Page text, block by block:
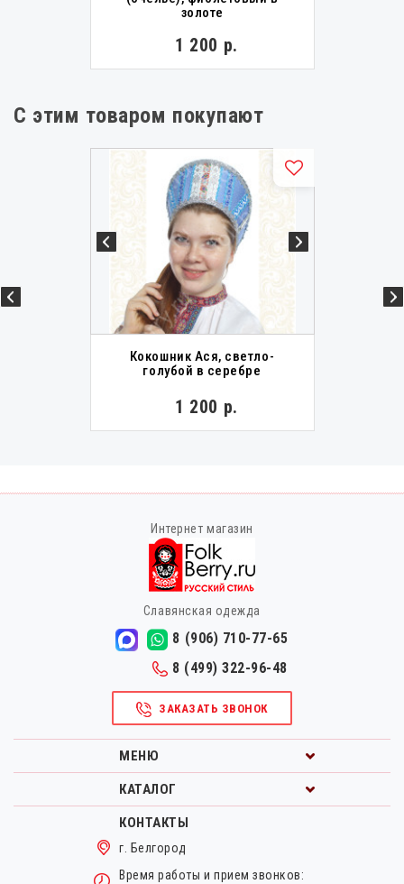
золоте
1 200 р.
С этим товаром покупают
Кокошник Ася, светло-
голубой в серебре
1 200 р.
Интернет магазин
Славянская одежда
8 (906) 710-77-65
8 (499) 322-96-48
ЗАКАЗАТЬ ЗВОНОК
МЕНЮ
КАТАЛОГ
КОНТАКТЫ
г. Белгород
Время работы и прием звонков: